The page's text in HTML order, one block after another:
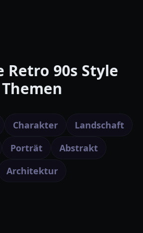
Retro 90s Style
Themen
Charakter
Landschaft
Porträt
Abstrakt
Architektur